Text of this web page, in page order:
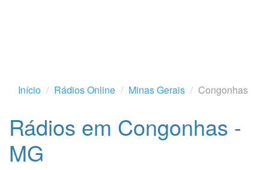
Início Rádios Online Minas Gerais Congonhas
Rádios em Congonhas -
MG